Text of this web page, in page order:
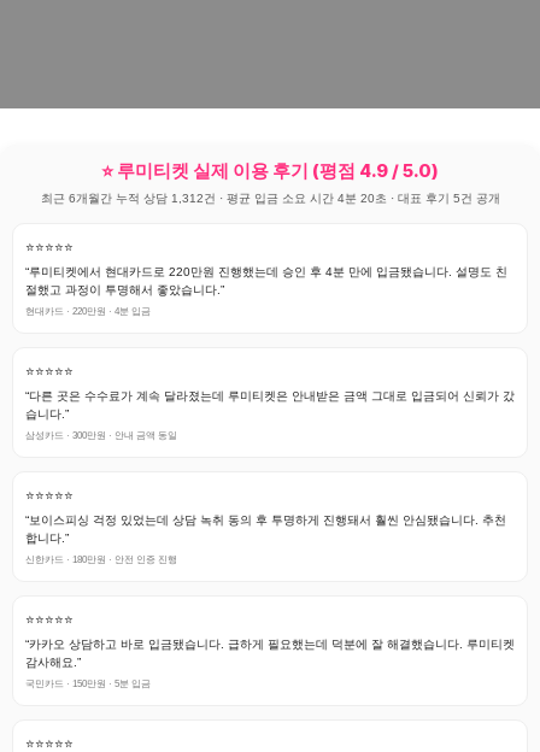
⭐ 루미티켓 실제 이용 후기 (평점 4.9 / 5.0)
최근 6개월간 누적 상담 1,312건 · 평균 입금 소요 시간 4분 20초 · 대표 후기 5건 공개
⭐⭐⭐⭐⭐
“루미티켓에서 현대카드로 220만원 진행했는데 승인 후 4분 만에 입금됐습니다. 설명도 친
절했고 과정이 투명해서 좋았습니다.”
현대카드 · 220만원 · 4분 입금
⭐⭐⭐⭐⭐
“다른 곳은 수수료가 계속 달라졌는데 루미티켓은 안내받은 금액 그대로 입금되어 신뢰가 갔
습니다.”
삼성카드 · 300만원 · 안내 금액 동일
⭐⭐⭐⭐⭐
“보이스피싱 걱정 있었는데 상담 녹취 동의 후 투명하게 진행돼서 훨씬 안심됐습니다. 추천
합니다.”
신한카드 · 180만원 · 안전 인증 진행
⭐⭐⭐⭐⭐
“카카오 상담하고 바로 입금됐습니다. 급하게 필요했는데 덕분에 잘 해결했습니다. 루미티켓
감사해요.”
국민카드 · 150만원 · 5분 입금
⭐⭐⭐⭐⭐